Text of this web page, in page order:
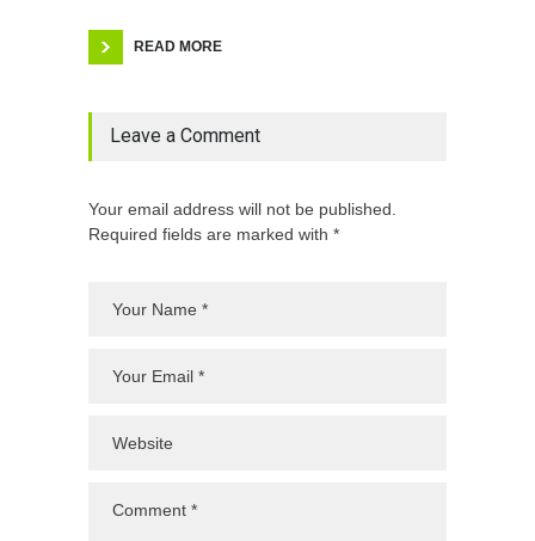
READ MORE
Leave a Comment
Your email address will not be published.
Required fields are marked with *